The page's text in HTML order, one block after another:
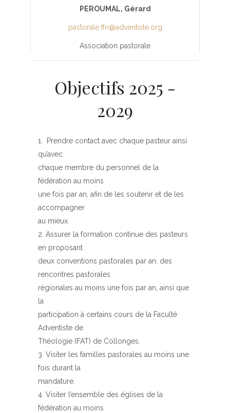
PEROUMAL, Gérard
pastorale.ffn@adventiste.org
Association pastorale
Objectifs 2025 -
2029
Prendre contact avec chaque pasteur ainsi
qu’avec
chaque membre du personnel de la
fédération au moins
une fois par an, afin de les soutenir et de les
accompagner
au mieux.
Assurer la formation continue des pasteurs
en proposant
deux conventions pastorales par an, des
rencontres pastorales
régionales au moins une fois par an, ainsi que
la
participation à certains cours de la Faculté
Adventiste de
Théologie (FAT) de Collonges.
Visiter les familles pastorales au moins une
fois durant la
mandature.
Visiter l’ensemble des églises de la
fédération au moins